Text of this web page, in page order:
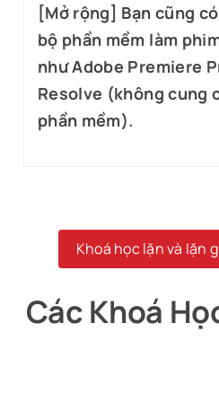
[Mở rộng] Bạn cũng
bộ phần mềm làm
như Adobe Premiere
Resolve (không cung
phần mềm).
Khoá học lặn và lặn
Các Khoá